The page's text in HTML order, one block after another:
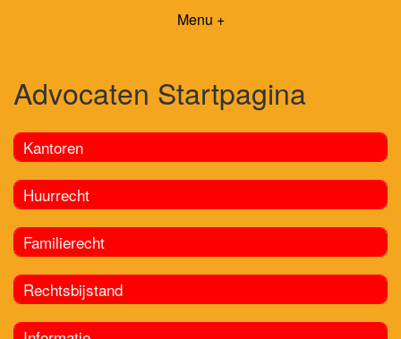
Menu +
Advocaten Startpagina
Kantoren
Huurrecht
Familierecht
Rechtsbijstand